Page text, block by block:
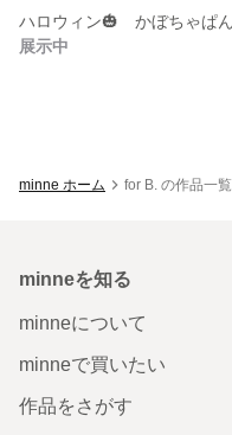
展示中
minne ホーム for B. の作品一覧
minneを知る
minneについて
minneで買いたい
作品をさがす